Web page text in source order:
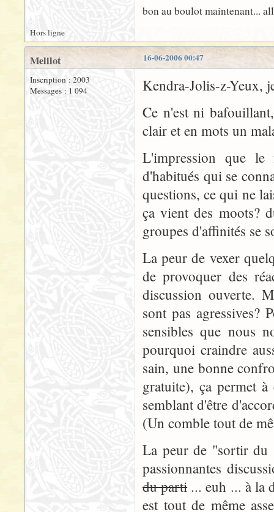
bon au boulot maintenant...
Hors ligne
16-06-2006 00:47
Melilot
Inscription : 2003
Messages : 1 094
Kendra-Jolis-z-Yeux,
Ce n'est ni
clair et en mots un
L'impression que
d'habitués qui se
questions, ce qui ne
ça vient des moots?
groupes d'affinités se
La peur de vexer
de provoquer des
discussion ouverte.
sont pas agressives?
sensibles que nous
pourquoi craindre
sain, une bonne
gratuite), ça permet
semblant d'être
(Un comble tout de
La peur de "sortir du
passionnantes
du parti... euh ... à la
est tout de même